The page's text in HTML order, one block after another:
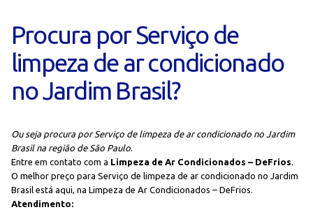
Procura por Serviço de
limpeza de ar condicionado
no Jardim Brasil?
Ou seja procura por Serviço de limpeza de ar condicionado no Jardim
Brasil na região de São Paulo.
Entre em contato com a Limpeza de Ar Condicionados – DeFrios.
O melhor preço para Serviço de limpeza de ar condicionado no Jardim
Brasil está aqui, na Limpeza de Ar Condicionados – DeFrios.
Atendimento: